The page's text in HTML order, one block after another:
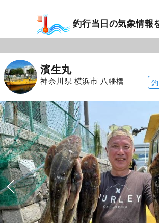
釣行当日の気象情報
濱生丸
神奈川県 横浜市 八幡橋